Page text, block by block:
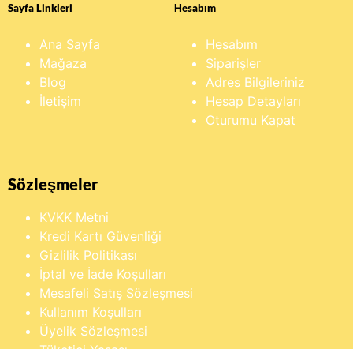
Sayfa Linkleri
Ana Sayfa
Mağaza
Blog
İletişim
Hesabım
Hesabım
Siparişler
Adres Bilgileriniz
Hesap Detayları
Oturumu Kapat
Sözleşmeler
KVKK Metni
Kredi Kartı Güvenliği
Gizlilik Politikası
İptal ve İade Koşulları
Mesafeli Satış Sözleşmesi
Kullanım Koşulları
Üyelik Sözleşmesi